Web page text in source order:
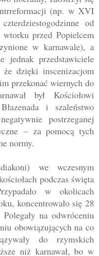
(np. w XVI
od
przed Popielcem
w karnawale), a
jednak przedstawiciele
że dzięki inscenizacjom
przekonać wiernych do
był Kościołowi
i szaleństwo
postrzeganej
– za pomocą tych
normy.
we wczesnym
podczas święta
w okolicach
koncentrowało się 28
na odwróceniu
obowiązujących na co
do rzymskich
niż karnawał, bo w